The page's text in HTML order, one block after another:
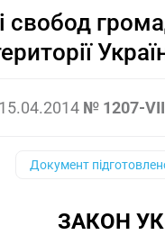
свобод
15.04.2014 № 1207-VII
Документ
ЗАКОН